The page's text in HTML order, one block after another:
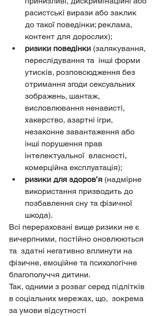
расистські вирази або заклик
до такої поведінки; реклама,
контент для дорослих);
ризики поведінки (залякування,
переслідування та  інші форми
утисків, розповсюдження без
отримання згоди сексуальних
зображень, шантаж,
висловлювання ненависті,
хакерство, азартні ігри,
незаконне завантаження або
інші порушення прав
інтелектуальної  власності,
комерційна експлуатація);
ризики для здоров’я (надмірне
використання призводить до
позбавлення сну та фізичної
шкода).
Всі перераховані вище ризики не є
вичерпними, постійно оновлюються
та  здатні негативно вплинути на
фізичне, емоційне та психологічне
благополуччя дитини.
Так, одними з розваг серед підлітків
в соціальних мережах, що,  зокрема
за умови відсутності